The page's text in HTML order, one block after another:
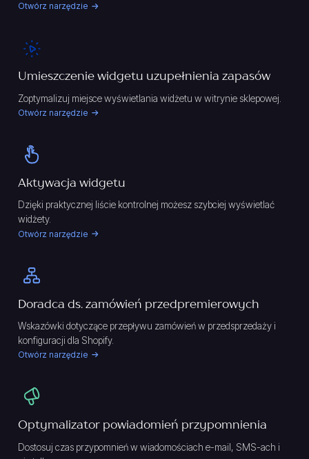
Otwórz narzędzie
Umieszczenie widgetu uzupełnienia zapasów
Zoptymalizuj miejsce wyświetlania widżetu w witrynie sklepowej.
Otwórz narzędzie
Aktywacja widgetu
Dzięki praktycznej liście kontrolnej możesz szybciej wyświetlać
widżety.
Otwórz narzędzie
Doradca ds. zamówień przedpremierowych
Wskazówki dotyczące przepływu zamówień w przedsprzedaży i
konfiguracji dla Shopify.
Otwórz narzędzie
Optymalizator powiadomień przypomnienia
Dostosuj czas przypomnień w wiadomościach e-mail, SMS-ach i